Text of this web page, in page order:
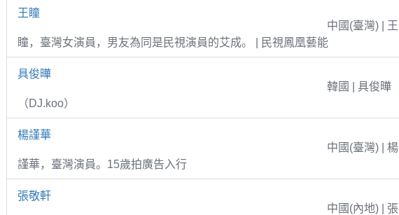
王瞳
中國(臺灣) | 王
瞳，臺灣女演員，男友為同是民視演員的艾成。 | 民視鳳凰藝能
具俊曄
韓國 | 具俊曄
（DJ.koo）
楊謹華
中國(臺灣) | 楊
謹華，臺灣演員。15歲拍廣告入行
張敬軒
中國(內地) | 張